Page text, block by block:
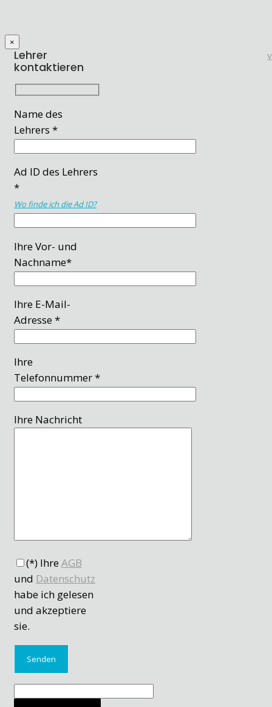
×
Lehrer
kontaktieren
Name des
Lehrers *
Ad ID des Lehrers
*
Wo finde ich die Ad ID?
Ihre Vor- und
Nachname*
Ihre E-Mail-
Adresse *
Ihre
Telefonnummer *
Ihre Nachricht
(*) IhreAGB
und Datenschutz
habe ich gelesen
und akzeptiere
sie.